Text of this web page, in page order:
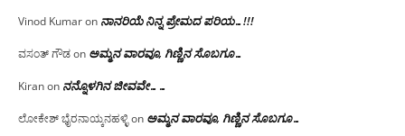
Vinod Kumaron ನಾನರಿಯೆ ನಿನ್ನ ಪ್ರೇಮದ ಪರಿಯ…!!!
ವಸಂತ್ ಗೌಡon ಅಮ್ಮನ ವಾರವೂ, ಗಿಣ್ಣಿನ ಸೊಬಗೂ…
Kiranon ನನ್ನೊಳಗಿನ ಜೀವವೇ……
ಲೋಕೇಶ್ ಭೈರನಾಯ್ಕನಹಳ್ಳಿon ಅಮ್ಮನ ವಾರವೂ, ಗಿಣ್ಣಿನ ಸೊಬಗೂ…